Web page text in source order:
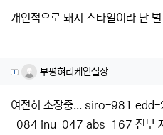
개인적으로 돼지 스타일이라 난
부평혀리케인실장님
부평혀리케인실장
여전히 소장중... siro-981
-084 inu-047 abs-167 전부